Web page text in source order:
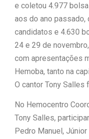
e coletou 4.977
aos do ano passado,
candidatos e 4.630
24 e 29 de
com apresentações
Hemoba, tanto na
O cantor Tony Salles
No Hemocentro
Tony Salles,
Pedro Manuel,